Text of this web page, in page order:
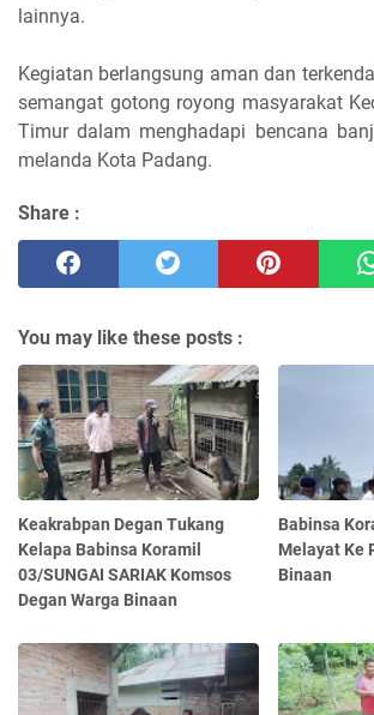
lainnya.
Kegiatan berlangsung aman dan
semangat gotong royong masyarakat
Timur dalam menghadapi bencana
melanda Kota Padang.
Share :
You may like these posts :
Keakrabpan Degan Tukang
Kelapa Babinsa Koramil
03/SUNGAI SARIAK Komsos
Degan Warga Binaan
Babinsa
Melayat Ke
Binaan